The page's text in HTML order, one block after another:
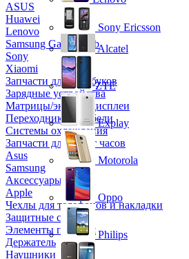
ASUS
Huawei
Lenovo
Samsung Galaxy Tab
Sony
Xiaomi
Запчасти для ноутбуков
Зарядные устройства
Матрицы/экраны/дисплеи
Переходники и кабели
Системы охлаждения
Запчасти для смарт часов
Asus
Samsung
Аксессуары
Apple
Чехлы для телефонов и накладки
Защитные стекла
Элементы питания
Держатель
Наушники
Sony Ericsson
Alcatel
ZTE
Explay
Motorola
Oppo
Philips